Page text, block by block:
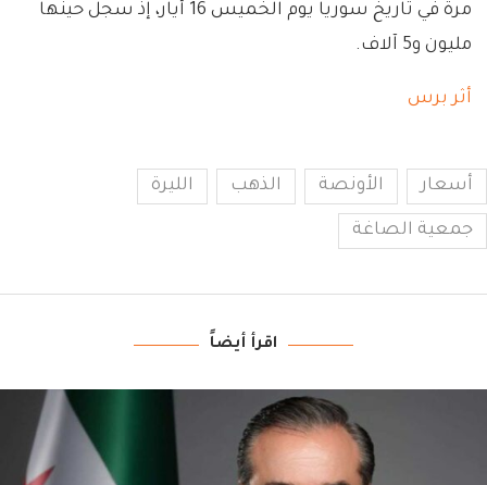
مرة في تاريخ سوريا يوم الخميس 16 أيار، إذ سجل حينها
مليون و5 آلاف.
أثر برس
أسعار الأونصة الذهب الليرة
جمعية الصاغة
اقرأ أيضاً